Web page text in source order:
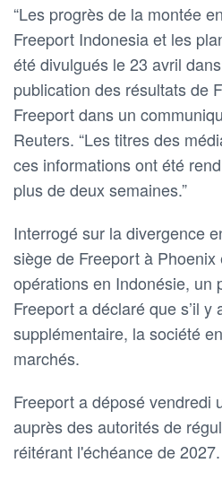
“Les progrès de la montée
Freeport Indonesia et les
été divulgués le 23 avril
publication des résultats de
Freeport dans un
Reuters. “Les titres des
ces informations ont été
plus de deux semaines.”
Interrogé sur la divergence
siège de Freeport à Phoenix
opérations en Indonésie, un
Freeport a déclaré que s’il y
supplémentaire, la société
marchés.
Freeport a déposé vendredi
auprès des autorités de
réitérant l'échéance de 2027.